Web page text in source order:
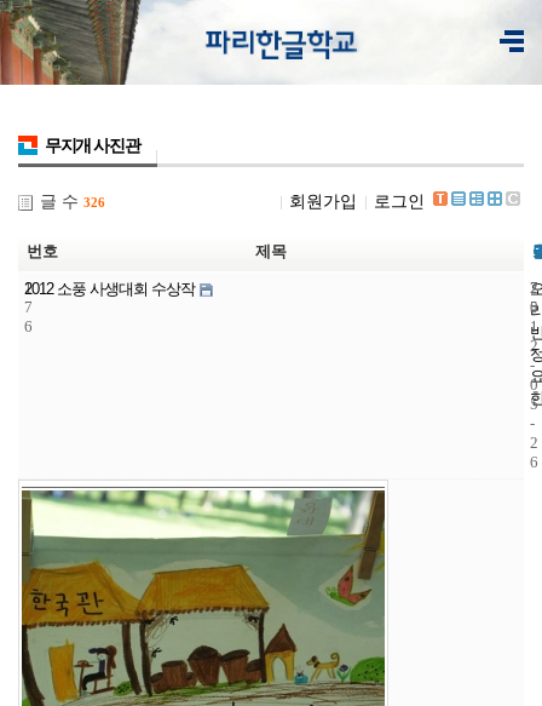
무지개 사진관
글 수 326 회원가입 로그인
번호 제목
1
7
6
2012 소풍 사생대회 수상작
7
5
2
0
1
2
-
0
5
-
2
6